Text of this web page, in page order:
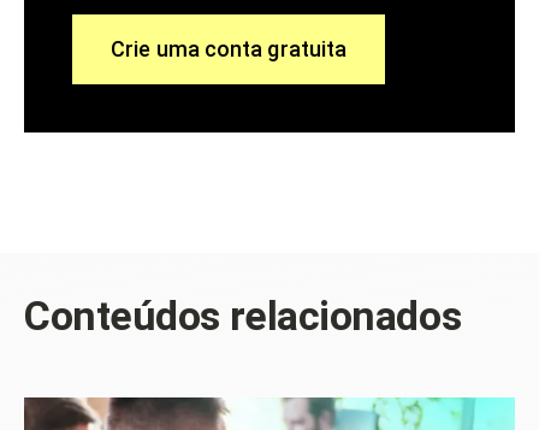
Crie uma conta gratuita
Conteúdos relacionados